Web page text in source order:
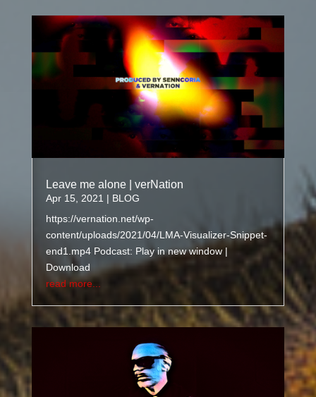
Leave me alone | verNation
Apr 15, 2021 | BLOG
https://vernation.net/wp-
content/uploads/2021/04/LMA-Visualizer-Snippet-
end1.mp4 Podcast: Play in new window |
Download
read more...